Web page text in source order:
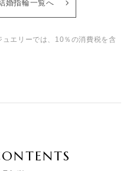
婚指輪一覧へ
エリーでは、10％の消費税を含